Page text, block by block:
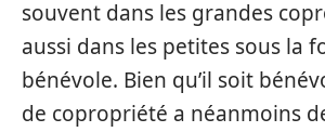
souvent dans les grandes
aussi dans les petites sous la
bénévole. Bien qu’il soit
de copropriété a néanmoins